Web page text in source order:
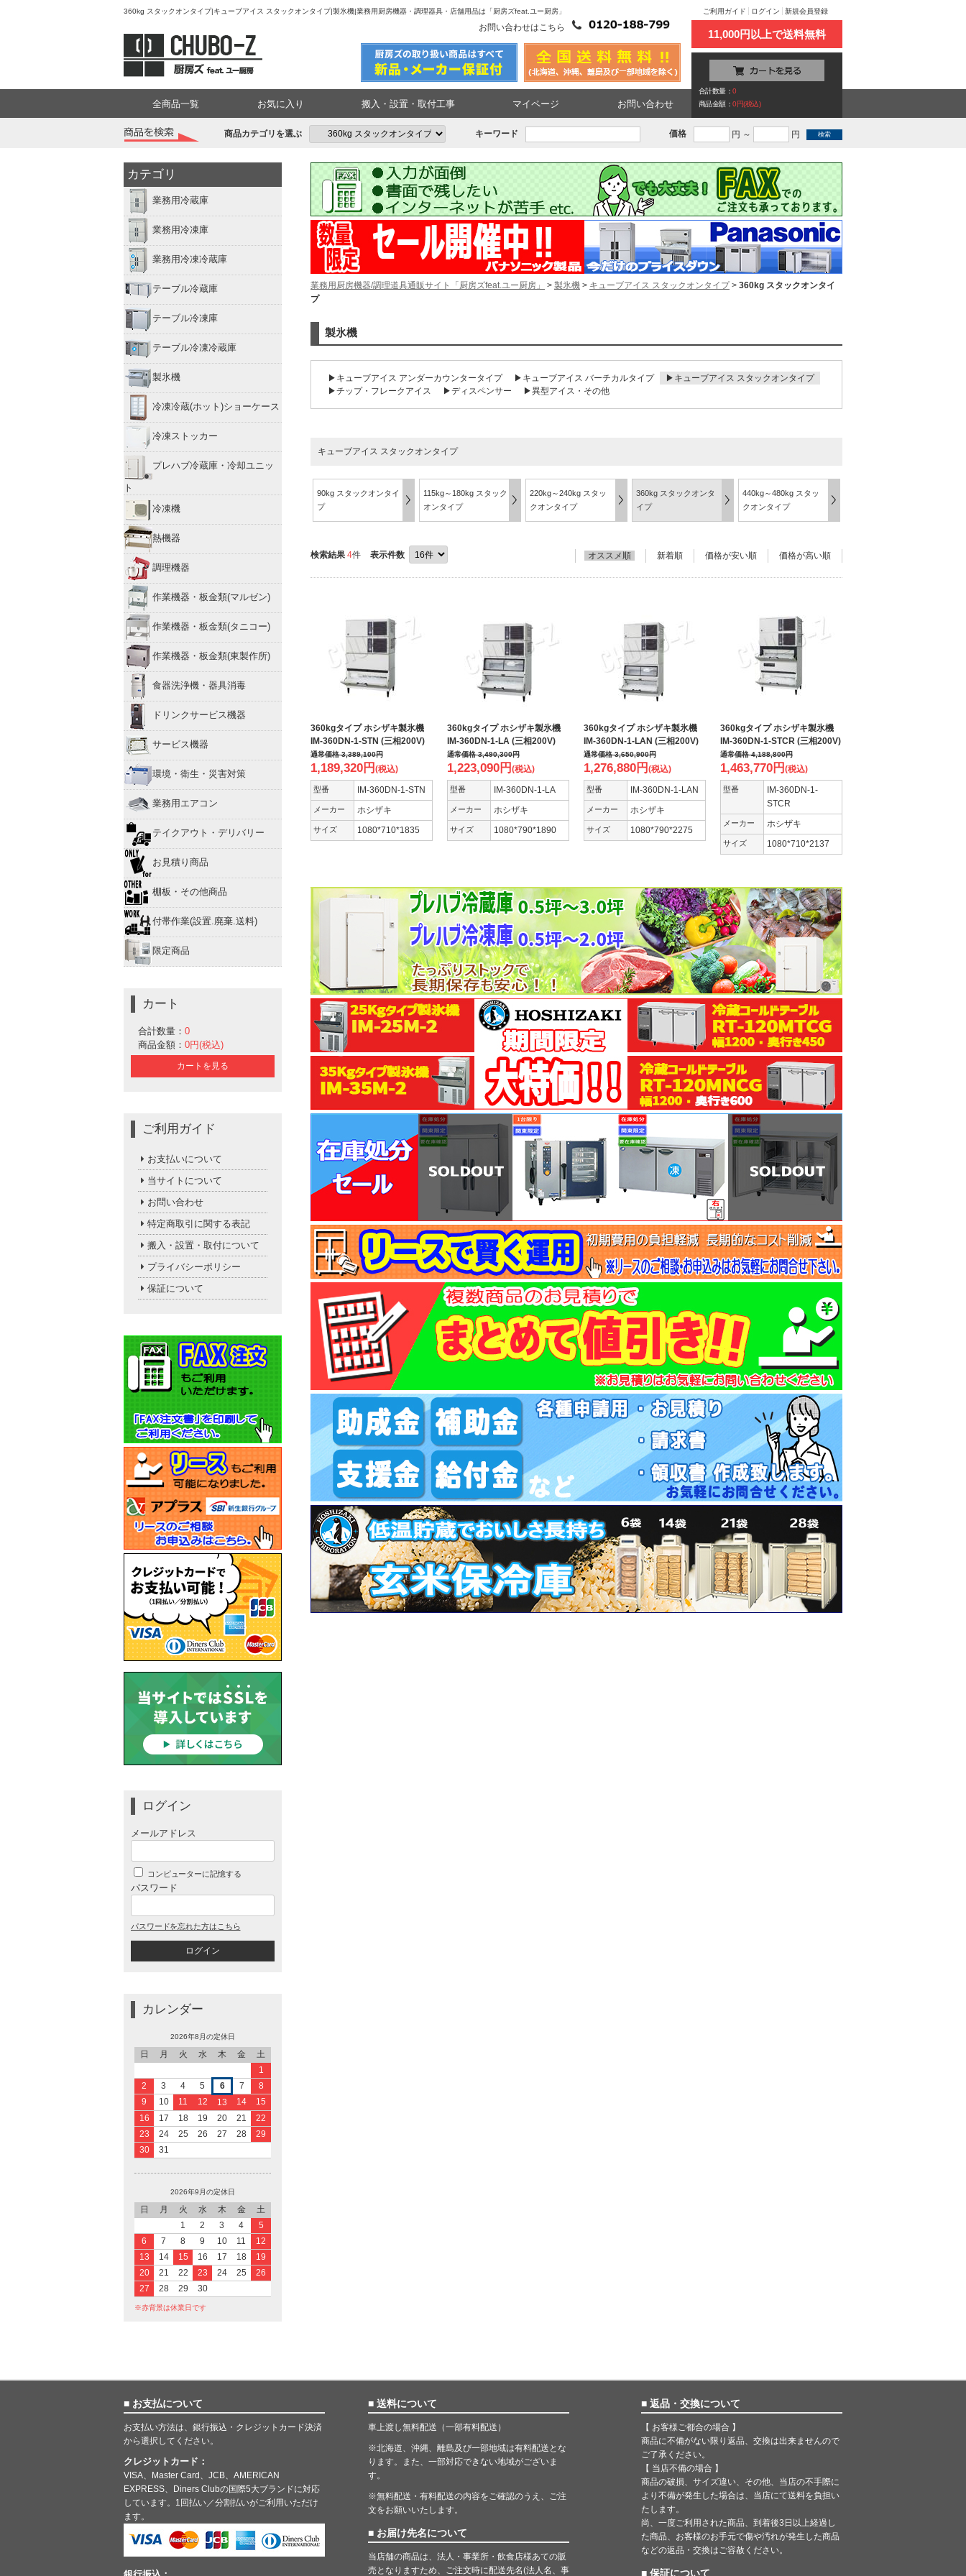
360kg スタックオンタイプ|キューブアイス スタックオンタイプ|製氷機|業務用厨房機器・調理器具・店舗用品は「厨房ズfeat.ユー厨房」
お問い合わせはこちら
ご利用ガイド ログイン 新規会員登録
11,000円以上で送料無料
合計数量：0
商品金額：0円(税込)
全商品一覧 お気に入り 搬入・設置・取付工事 マイページ お問い合わせ
商品カテゴリを選ぶ キーワード 価格 円 ～ 円
カテゴリ
業務用冷蔵庫
業務用冷凍庫
業務用冷凍冷蔵庫
テーブル冷蔵庫
テーブル冷凍庫
テーブル冷凍冷蔵庫
製氷機
冷凍冷蔵(ホット)ショーケース
冷凍ストッカー
プレハブ冷蔵庫・冷却ユニッ
ト
冷凍機
熱機器
調理機器
作業機器・板金類(マルゼン)
作業機器・板金類(タニコー)
作業機器・板金類(東製作所)
食器洗浄機・器具消毒
ドリンクサービス機器
サービス機器
環境・衛生・災害対策
業務用エアコン
テイクアウト・デリバリー
お見積り商品
棚板・その他商品
付帯作業(設置.廃棄.送料)
限定商品
カート
合計数量： 0
商品金額： 0円(税込)
カートを見る
ご利用ガイド
お支払いについて
当サイトについて
お問い合わせ
特定商取引に関する表記
搬入・設置・取付について
プライバシーポリシー
保証について
ログイン
メールアドレス
コンピューターに記憶する
パスワード
パスワードを忘れた方はこちら
カレンダー
2026年8月の定休日
日 月 火 水 木 金
土
1
2
3 4 5 6 7
8
9
10 11 12 13 14
15
16
17 18 19 20 21
22
23
24 25 26 27 28
29
30
31
2026年9月の定休日
日 月 火 水 木 金
土
1
2 3 4
5
6
7 8 9 10 11
12
13
14 15 16 17 18
19
20
21 22 23 24 25
26
27
28 29 30
※赤背景は休業日です
業務用厨房機器/調理道具通販サイト「厨房ズfeat.ユー厨房」 > 製氷機 > キューブアイス スタックオンタイプ> 360kg スタックオンタイ
プ
製氷機
▶キューブアイス アンダーカウンタータイプ ▶キューブアイス バーチカルタイプ
▶キューブアイス スタックオンタイプ
▶チップ・フレークアイス
▶ディスペンサー ▶異型アイス・その他
キューブアイス スタックオンタイプ
90kg スタックオンタイ
プ
115kg～180kg スタック
オンタイプ
220kg～240kg スタッ
クオンタイプ
360kg スタックオンタ
イプ
440kg～480kg スタッ
クオンタイプ
検索結果 4件 表示件数 オススメ順 新着順 価格が安い順 価格が高い順
360kgタイプ ホシザキ製氷機
IM-360DN-1-STN (三相200V)
通常価格3,389,100円
1,189,320円 (税込)
型番 IM-360DN-1-STN
メーカー ホシザキ
サイズ 1080*710*1835
360kgタイプ ホシザキ製氷機
IM-360DN-1-LA (三相200V)
通常価格3,490,300円
1,223,090円 (税込)
型番 IM-360DN-1-LA
メーカー ホシザキ
サイズ 1080*790*1890
360kgタイプ ホシザキ製氷機
IM-360DN-1-LAN (三相200V)
通常価格3,650,900円
1,276,880円 (税込)
型番 IM-360DN-1-LAN
メーカー ホシザキ
サイズ 1080*790*2275
360kgタイプ ホシザキ製氷機
IM-360DN-1-STCR (三相200V)
通常価格4,188,800円
1,463,770円 (税込)
型番
IM-360DN-1-
STCR
メーカー ホシザキ
サイズ 1080*710*2137
■ お支払について
お支払い方法は、銀行振込・クレジットカード決済
から選択してください。
クレジットカード：
VISA、Master Card、JCB、AMERICAN
EXPRESS、Diners Clubの国際5大ブランドに対応
しています。1回払い／分割払いがご利用いただけ
ます。
■ 送料について
車上渡し無料配送（一部有料配送）
※北海道、沖縄、離島及び一部地域は有料配送とな
ります。また、一部対応できない地域がございま
す。
※無料配送・有料配送の内容をご確認のうえ、ご注
文をお願いいたします。
■ お届け先名について
当店舗の商品は、法人・事業所・飲食店様あての販
売となりますため、ご注文時に配送先名(法人名、事
■ 返品・交換について
【 お客様ご都合の場合 】
商品に不備がない限り返品、交換は出来ませんので
ご了承ください。
【 当店不備の場合 】
商品の破損、サイズ違い、その他、当店の不手際に
より不備が発生した場合は、当店にて送料を負担い
たします。
尚、一度ご利用された商品、到着後3日以上経過し
た商品、お客様のお手元で傷や汚れが発生した商品
などの返品・交換はご容赦ください。
■ 保証について